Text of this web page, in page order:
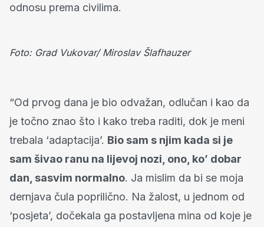
odnosu prema civilima.
Foto: Grad Vukovar/ Miroslav Šlafhauzer
“Od prvog dana je bio odvažan, odlučan i kao da
je točno znao što i kako treba raditi, dok je meni
trebala ‘adaptacija’. Bio sam s njim kada si je
sam šivao ranu na lijevoj nozi, ono, ko’ dobar
dan, sasvim normalno. Ja mislim da bi se moja
dernjava čula poprilično. Na žalost, u jednom od
‘posjeta’, dočekala ga postavljena mina od koje je